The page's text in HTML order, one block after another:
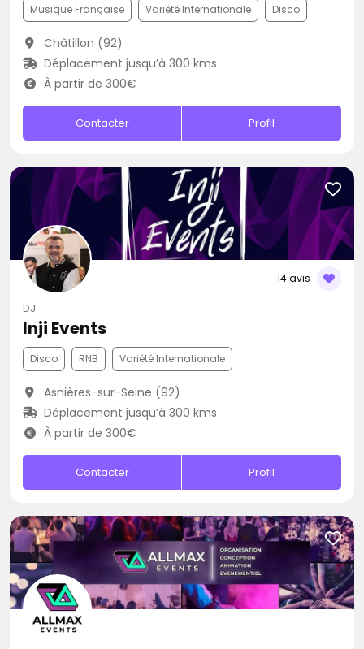
Musique Française Variété Internationale Disco
Châtillon (92)
Déplacement jusqu’à 300 kms
À partir de 300€
Contacter Profil
14 avis
DJ
Inji Events
Disco RNB Variété Internationale
Asnières-sur-Seine (92)
Déplacement jusqu’à 300 kms
À partir de 300€
Contacter Profil